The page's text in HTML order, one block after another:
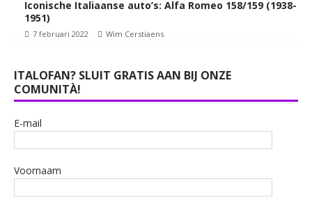
Iconische Italiaanse auto’s: Alfa Romeo 158/159 (1938-
1951)
7 februari 2022 Wim Cerstiaens
ITALOFAN? SLUIT GRATIS AAN BIJ ONZE
COMUNITÀ!
E-mail
Voornaam